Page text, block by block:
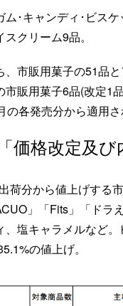
ム･キャンディ･ビス
クリーム9品。
、市販用菓子の51品
市販用菓子6品(改定1
の各発売分から適用
価格改定及
荷分から値上げする
」「Fits」「ドラ
、塩キャラメルなど
の値上げ。